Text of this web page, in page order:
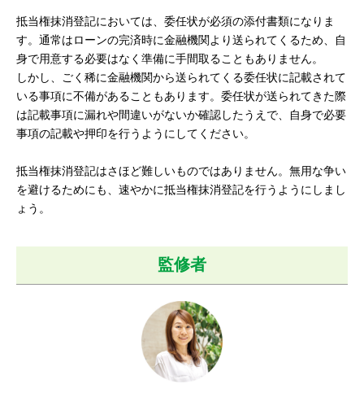
抵当権抹消登記においては、委任状が必須の添付書類になりま
す。通常はローンの完済時に金融機関より送られてくるため、自
身で用意する必要はなく準備に手間取ることもありません。
しかし、ごく稀に金融機関から送られてくる委任状に記載されて
いる事項に不備があることもあります。委任状が送られてきた際
は記載事項に漏れや間違いがないか確認したうえで、自身で必要
事項の記載や押印を行うようにしてください。
抵当権抹消登記はさほど難しいものではありません。無用な争い
を避けるためにも、速やかに抵当権抹消登記を行うようにしまし
ょう。
監修者